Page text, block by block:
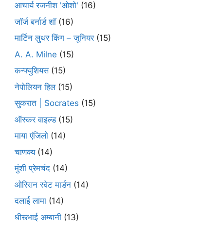
आचार्य रजनीश 'ओशो' (16)
जॉर्ज बर्नार्ड शॉ(16)
मार्टिन लुथर किंग – जूनियर(15)
A. A. Milne (15)
कन्फ्युशियस(15)
नेपोलियन हिल(15)
सुकरात | Socrates (15)
ऑस्कर वाइल्ड(15)
माया एंजिलो (14)
चाणक्य(14)
मुंशी प्रेमचंद (14)
ओरिसन स्‍वेट मार्डन (14)
दलाई लामा (14)
धीरूभाई अम्बानी (13)